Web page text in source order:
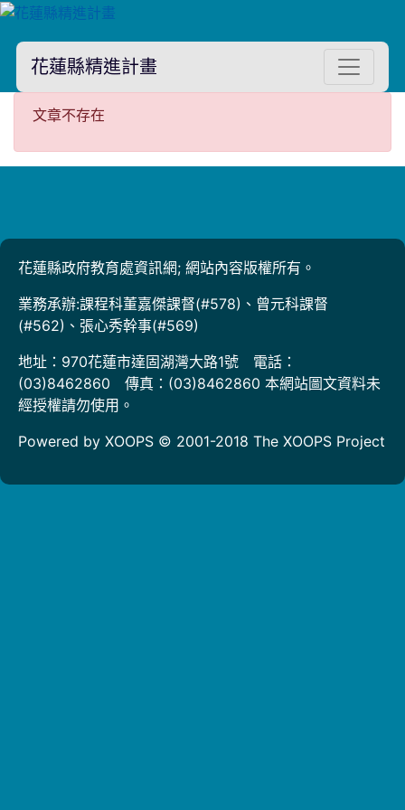
花蓮縣精進計畫
文章不存在
文章不存在
花蓮縣政府教育處資訊網; 網站內容版權所有。
業務承辦:課程科董嘉傑課督(#578)、曾元科課督
(#562)、張心秀幹事(#569)
地址：970花蓮市達固湖灣大路1號 電話：
(03)8462860 傳真：(03)8462860 本網站圖文資料未
經授權請勿使用。
Powered by XOOPS © 2001-2018 The XOOPS Project